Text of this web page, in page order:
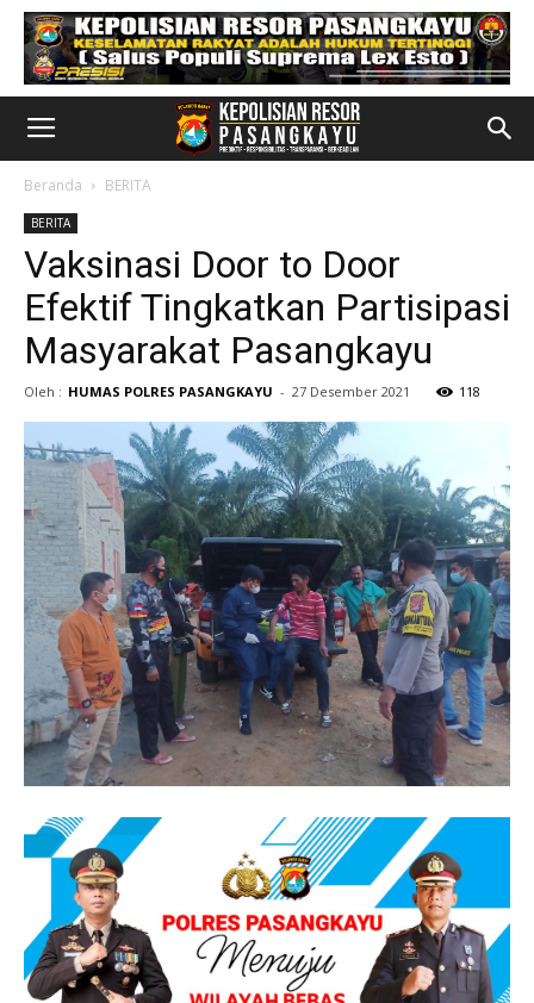
Beranda BERITA
BERITA
Vaksinasi Door to Door
Efektif Tingkatkan Partisipasi
Masyarakat Pasangkayu
Oleh : HUMAS POLRES PASANGKAYU - 27 Desember 2021 118